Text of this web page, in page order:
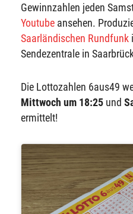
Gewinnzahlen jeden
Youtube ansehen.
Saarländischen Rundfunk
Sendezentrale in
Die Lottozahlen 6aus49
Mittwoch um 18:25 und
ermittelt!